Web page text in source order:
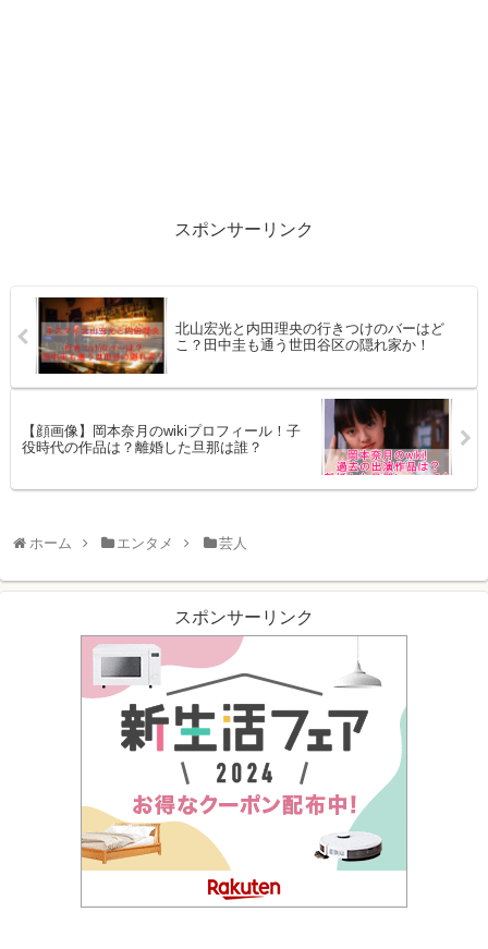
スポンサーリンク
北山宏光と内田理央の行きつけのバーはど
こ？田中圭も通う世田谷区の隠れ家か！
【顔画像】岡本奈月のwikiプロフィール！子
役時代の作品は？離婚した旦那は誰？
ホーム エンタメ 芸人
スポンサーリンク